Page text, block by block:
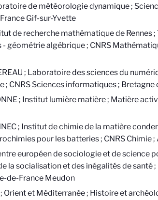
de météorologie dynamique ;
Gif-sur-Yvette
de recherche mathématique de Rennes
- géométrie algébrique ; CNRS
; Laboratoire des sciences du
; CNRS Sciences informatiques ; Bretagne
; Institut lumière matière ; Matière
; Institut de chimie de la matière
pour les batteries ; CNRS Chimie ;
européen de sociologie et de science
la socialisation et des inégalités de santé ;
de-France Meudon
Orient et Méditerranée ; Histoire et